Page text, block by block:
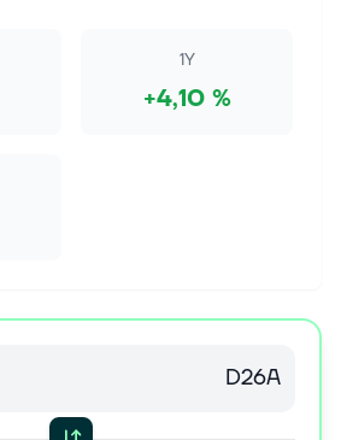
1Y
+4,10 %
D26A